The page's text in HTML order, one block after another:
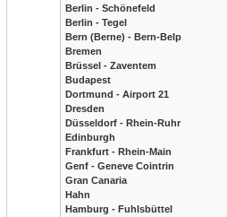
Berlin - Schönefeld
Berlin - Tegel
Bern (Berne) - Bern-Belp
Bremen
Brüssel - Zaventem
Budapest
Dortmund - Airport 21
Dresden
Düsseldorf - Rhein-Ruhr
Edinburgh
Frankfurt - Rhein-Main
Genf - Geneve Cointrin
Gran Canaria
Hahn
Hamburg - Fuhlsbüttel